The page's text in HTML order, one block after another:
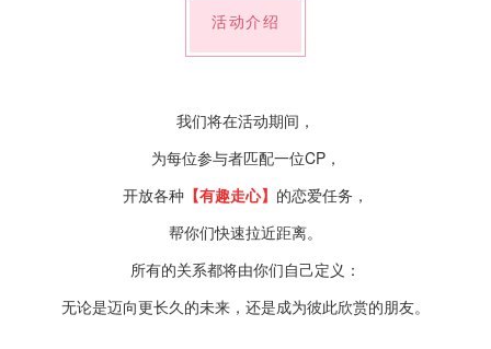
活动介绍
我们将在活动期间，
为每位参与者匹配一位CP，
开放各种 【有趣走心】 的恋爱任务，
帮你们快速拉近距离。
所有的关系都将由你们自己定义：
无论是迈向更长久的未来，还是成为彼此欣赏的朋友。